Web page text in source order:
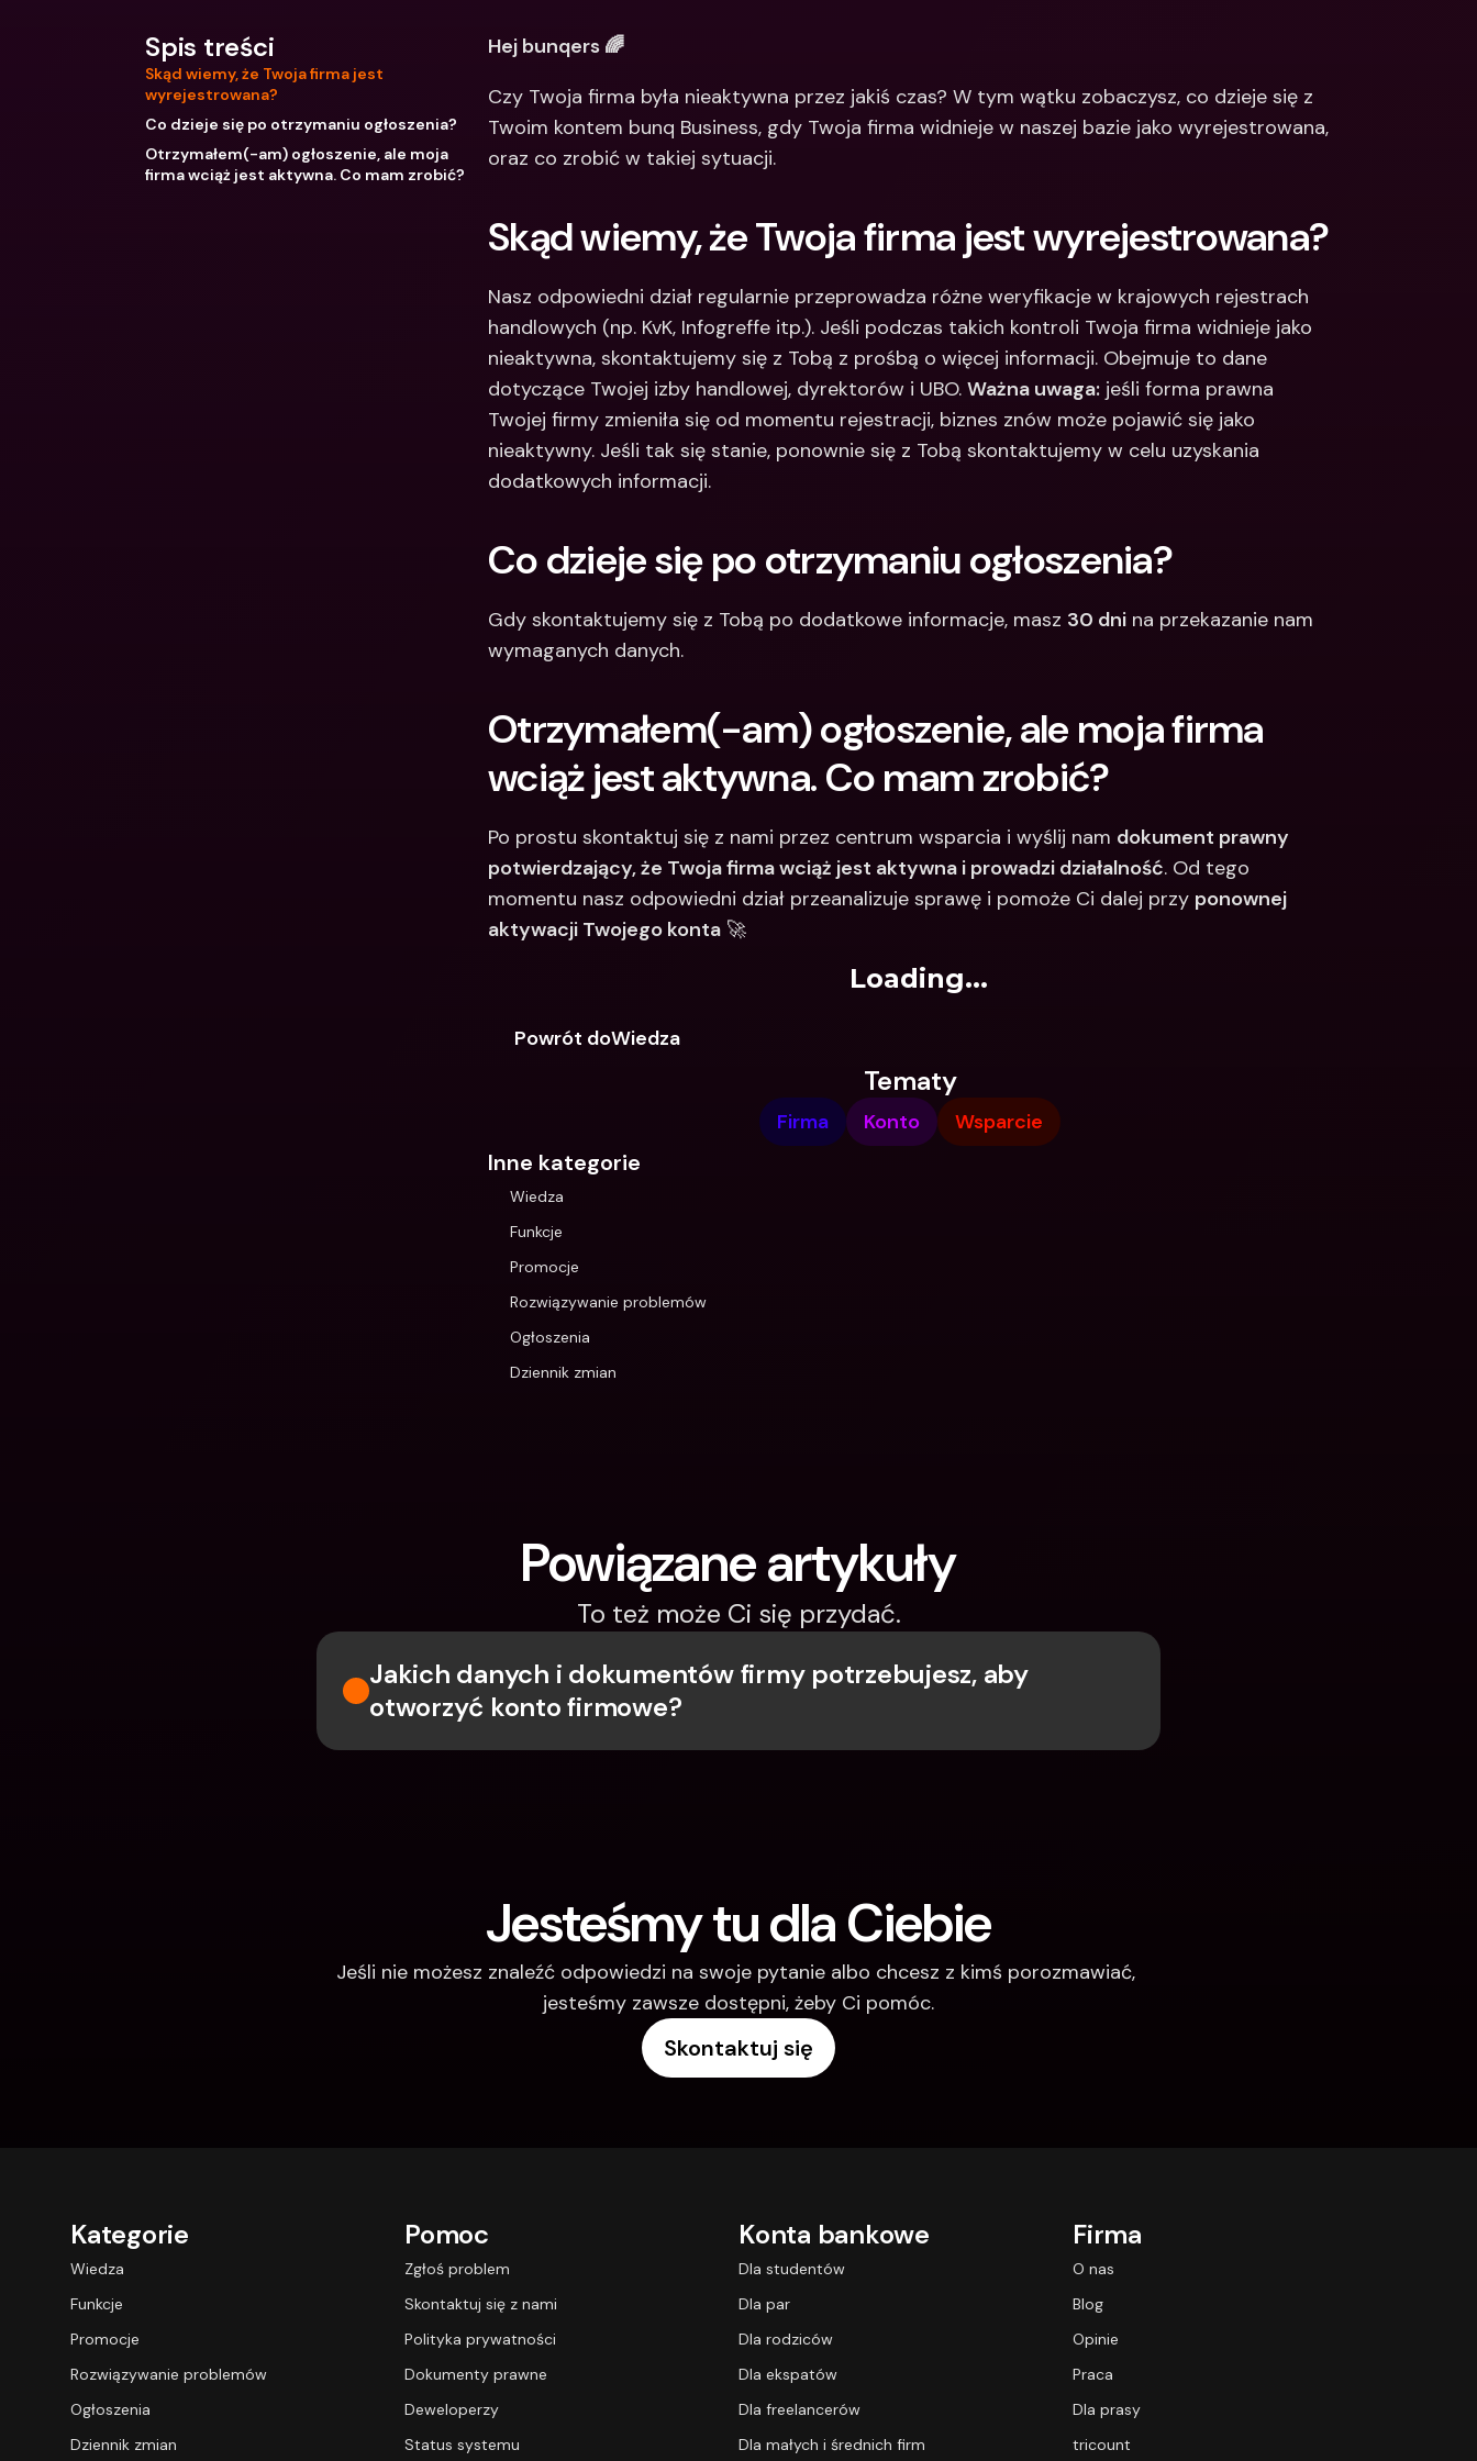
waluty
Spis treści
Skąd wiemy, że Twoja firma jest
wyrejestrowana?
Co dzieje się po otrzymaniu ogłoszenia?
Otrzymałem(-am) ogłoszenie, ale moja
firma wciąż jest aktywna. Co mam zrobić?
Hej bunqers 🌈
Czy Twoja firma była nieaktywna przez jakiś czas? W tym wątku zobaczysz, co dzieje się z
Twoim kontem bunq Business, gdy Twoja firma widnieje w naszej bazie jako wyrejestrowana,
oraz co zrobić w takiej sytuacji.
Skąd wiemy, że Twoja firma jest wyrejestrowana?
Nasz odpowiedni dział regularnie przeprowadza różne weryfikacje w krajowych rejestrach
handlowych (np. KvK, Infogreffe itp.). Jeśli podczas takich kontroli Twoja firma widnieje jako
nieaktywna, skontaktujemy się z Tobą z prośbą o więcej informacji. Obejmuje to dane
dotyczące Twojej izby handlowej, dyrektorów i UBO. Ważna uwaga: jeśli forma prawna
Twojej firmy zmieniła się od momentu rejestracji, biznes znów może pojawić się jako
nieaktywny. Jeśli tak się stanie, ponownie się z Tobą skontaktujemy w celu uzyskania
dodatkowych informacji.
Co dzieje się po otrzymaniu ogłoszenia?
Gdy skontaktujemy się z Tobą po dodatkowe informacje, masz 30 dni na przekazanie nam
wymaganych danych.
Otrzymałem(-am) ogłoszenie, ale moja firma
wciąż jest aktywna. Co mam zrobić?
Po prostu skontaktuj się z nami przez centrum wsparcia i wyślij nam dokument prawny
potwierdzający, że Twoja firma wciąż jest aktywna i prowadzi działalność. Od tego
momentu nasz odpowiedni dział przeanalizuje sprawę i pomoże Ci dalej przy ponownej
aktywacji Twojego konta 🚀
Loading...
Powrót doWiedza
Tematy
Firma Konto Wsparcie
Inne kategorie
Wiedza
Funkcje
Promocje
Rozwiązywanie problemów
Ogłoszenia
Dziennik zmian
Powiązane artykuły
To też może Ci się przydać.
Jakich danych i dokumentów firmy potrzebujesz, aby
otworzyć konto firmowe?
Jesteśmy tu dla Ciebie
Jeśli nie możesz znaleźć odpowiedzi na swoje pytanie albo chcesz z kimś porozmawiać,
jesteśmy zawsze dostępni, żeby Ci pomóc.
Skontaktuj się
Kategorie
Wiedza
Funkcje
Promocje
Rozwiązywanie problemów
Ogłoszenia
Dziennik zmian
Pomoc
Zgłoś problem
Skontaktuj się z nami
Polityka prywatności
Dokumenty prawne
Deweloperzy
Status systemu
Konta bankowe
Dla studentów
Dla par
Dla rodziców
Dla ekspatów
Dla freelancerów
Dla małych i średnich firm
Firma
O nas
Blog
Opinie
Praca
Dla prasy
tricount